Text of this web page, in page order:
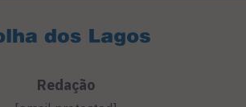
Redação